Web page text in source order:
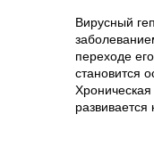
Вирусный
переходе
становится
развивается